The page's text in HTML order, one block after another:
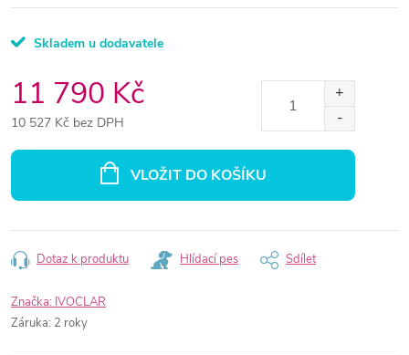
Skladem u dodavatele
11 790 Kč
10 527 Kč bez DPH
VLOŽIT DO KOŠÍKU
Dotaz k produktu Hlídací pes Sdílet
Značka: IVOCLAR
Záruka: 2 roky